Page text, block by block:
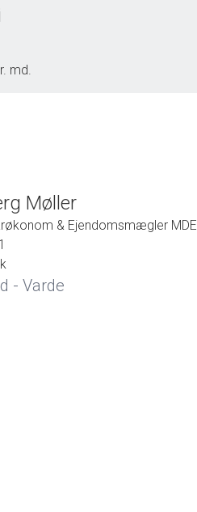
md.
Møller
& Ejendomsmægler MDE
- Varde